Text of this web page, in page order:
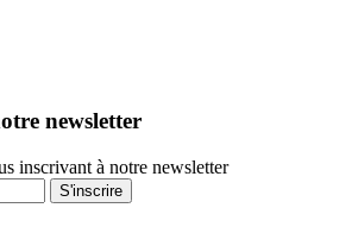
newsletter
inscrivant à notre newsletter
S'inscrire